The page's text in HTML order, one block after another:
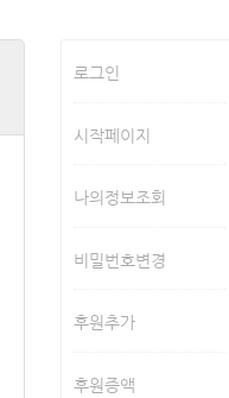
로그인
시작페이지
나의정보조회
비밀번호변경
후원추가
후원증액